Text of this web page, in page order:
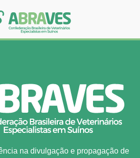
na divulgação e propagação de